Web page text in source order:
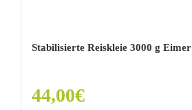
Stabilisierte Reiskleie 3000 g Eimer
44,00€